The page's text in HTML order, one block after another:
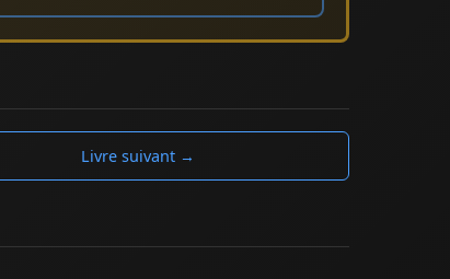
Livre suivant →